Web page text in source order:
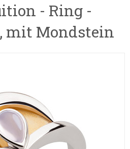
- Ring -
mit Mondstein